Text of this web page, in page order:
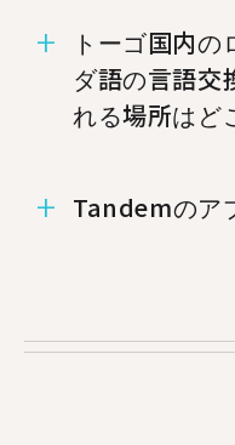
バーが19人いま
トーゴ国内
ダ語の言語交
れる場所はど
Tandemのア
がTandemにア
ら利用していま